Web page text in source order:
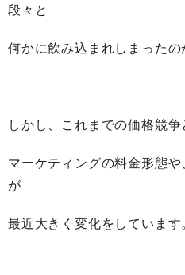
段々と
何かに飲み込まれしまったの
しかし、これまでの価格競争
マーケティングの料金形態
が
最近大きく変化をしています